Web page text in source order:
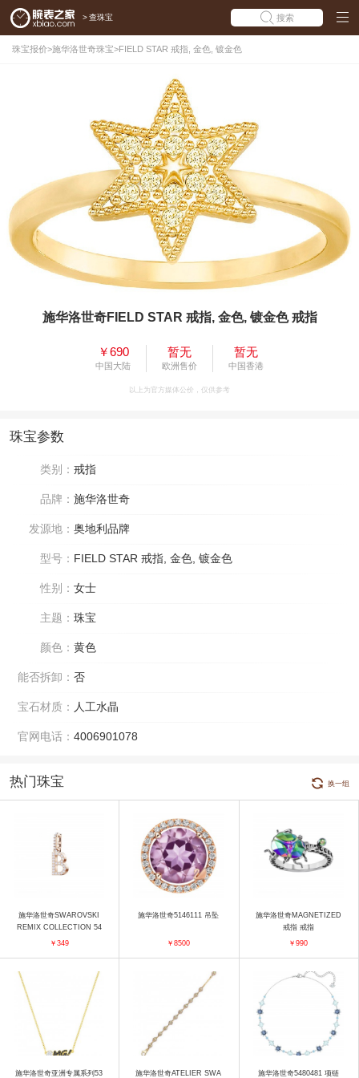
> 查珠宝 搜索
珠宝报价>施华洛世奇珠宝>FIELD STAR 戒指, 金色, 镀金色
施华洛世奇FIELD STAR 戒指, 金色, 镀金色 戒指
￥690
中国大陆
暂无
欧洲售价
暂无
中国香港
以上为官方媒体公价，仅供参考
珠宝参数
类别： 戒指
品牌： 施华洛世奇
发源地： 奥地利品牌
型号： FIELD STAR 戒指, 金色, 镀金色
性别： 女士
主题： 珠宝
颜色： 黄色
能否拆卸： 否
宝石材质： 人工水晶
官网电话： 4006901078
热门珠宝 换一组
施华洛世奇SWAROVSKI
REMIX COLLECTION 54
37624 吊坠
￥349
施华洛世奇5146111 吊坠
￥8500
施华洛世奇MAGNETIZED
戒指 戒指
￥990
施华洛世奇亚洲专属系列53 施华洛世奇ATELIER SWA 施华洛世奇5480481 项链